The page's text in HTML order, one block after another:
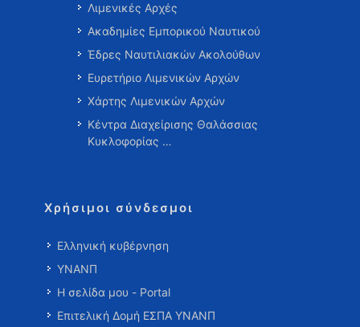
Λιμενικές Αρχές
Ακαδημίες Εμπορικού Ναυτικού
Έδρες Ναυτιλιακών Ακολούθων
Ευρετήριο Λιμενικών Αρχών
Χάρτης Λιμενικών Αρχών
Κέντρα Διαχείρισης Θαλάσσιας
Κυκλοφορίας …
Χρήσιμοι σύνδεσμοι
Ελληνική κυβέρνηση
ΥΝΑΝΠ
Η σελίδα μου - Portal
Επιτελική Δομή ΕΣΠΑ ΥΝΑΝΠ